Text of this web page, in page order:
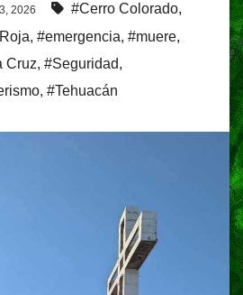
2026 #Cerro Colorado,
, #emergencia, #muere,
Cruz, #Seguridad,
, #Tehuacán